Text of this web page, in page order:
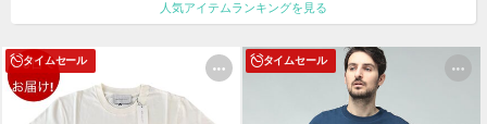
人気アイテムランキングを見る
タイムセール タイムセール